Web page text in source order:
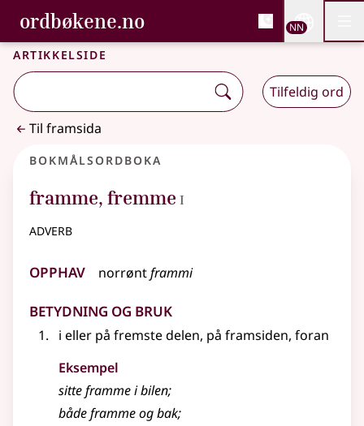
Gå til hovudinnhald
Tilgjenge
ordbøkene.no, Bokmålsordboka og
Bokmålsordboka og Nynorskordboka
NN
Artikkelside
Tilfeldig ord
Til framsida
Bokmålsordboka
framme, fremme 1
I
adverb
Opphav norrøntframmi
Betydning og bruk
i eller på fremste delen, på framsiden, foran
Eksempel
sitteframmei bilen;
bådeframmeog bak;